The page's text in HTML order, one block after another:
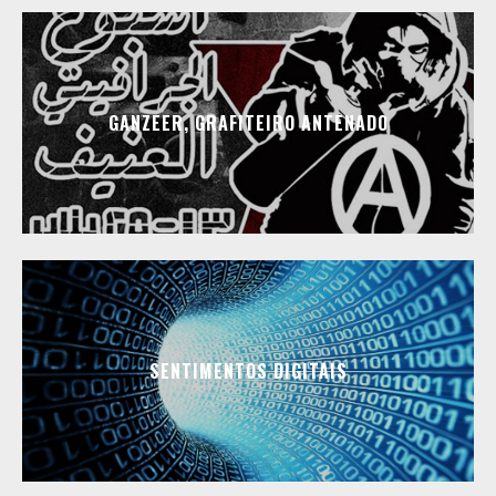
GANZEER, GRAFITEIRO ANTENADO
SENTIMENTOS DIGITAIS